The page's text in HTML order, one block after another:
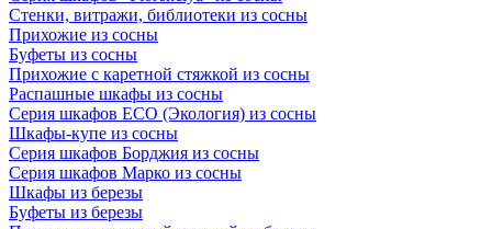
Стенки, витражи, библиотеки из сосны
Прихожие из сосны
Буфеты из сосны
Прихожие с каретной стяжкой из сосны
Распашные шкафы из сосны
Серия шкафов ECO (Экология) из сосны
Шкафы-купе из сосны
Серия шкафов Борджия из сосны
Серия шкафов Марко из сосны
Шкафы из березы
Буфеты из березы